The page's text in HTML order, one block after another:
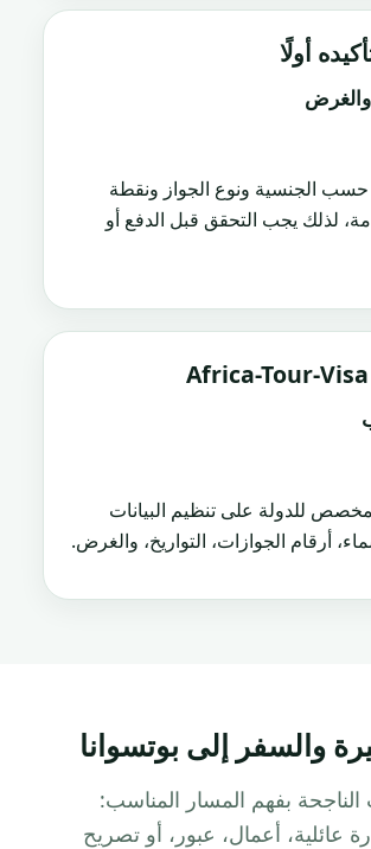
أولًا
والغرض
حسب الجنسية ونوع الجواز ونقطة
لذلك يجب التحقق قبل الدفع أو
للدولة على تنظيم البيانات
أرقام الجوازات، التواريخ، والغرض.
والسفر إلى بوتسوانا
بفهم المسار المناسب:
عائلية، أعمال، عبور، أو تصريح